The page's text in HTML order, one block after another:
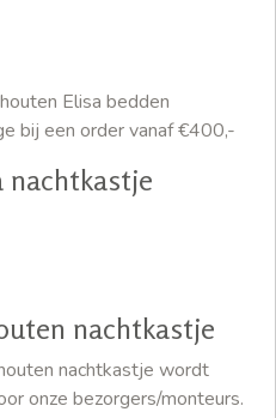
Elisa bedden
bij een order vanaf €400,-
nachtkastje
nachtkastje
nachtkastje wordt
onze bezorgers/monteurs.